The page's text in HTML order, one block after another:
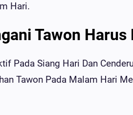
Hari.
Tawon
Pada Siang Hari Dan
Tawon Pada Malam Hari